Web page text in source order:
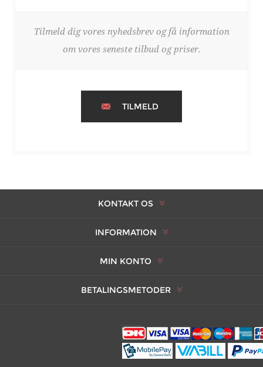
Tilmeld dig vores nyhedsbrev og få information
om vores seneste tilbud og priser.
TILMELD
KONTAKT OS
INFORMATION
MIN KONTO
BETALINGSMETODER